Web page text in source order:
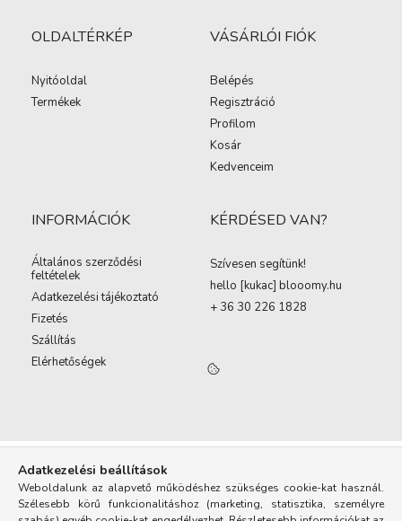
OLDALTÉRKÉP
Nyitóoldal
Termékek
VÁSÁRLÓI FIÓK
Belépés
Regisztráció
Profilom
Kosár
Kedvenceim
INFORMÁCIÓK
Általános szerződési
feltételek
Adatkezelési tájékoztató
Fizetés
Szállítás
Elérhetőségek
KÉRDÉSED VAN?
Szívesen segítünk!
hello [kukac] blooomy.hu
+ 36 30 226 1828
Adatkezelési beállítások
Weboldalunk az alapvető működéshez szükséges cookie-kat használ.
Szélesebb körű funkcionalitáshoz (marketing, statisztika, személyre